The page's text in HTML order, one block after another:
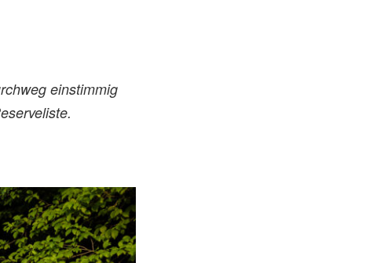
einstimmig